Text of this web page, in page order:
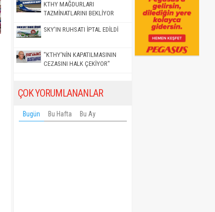
KTHY MAĞDURLARI
TAZMİNATLARINI BEKLİYOR
SKY'IN RUHSATI İPTAL EDİLDİ
"KTHY'NİN KAPATILMASININ
CEZASINI HALK ÇEKİYOR"
ÇOK YORUMLANANLAR
Bugün Bu Hafta Bu Ay